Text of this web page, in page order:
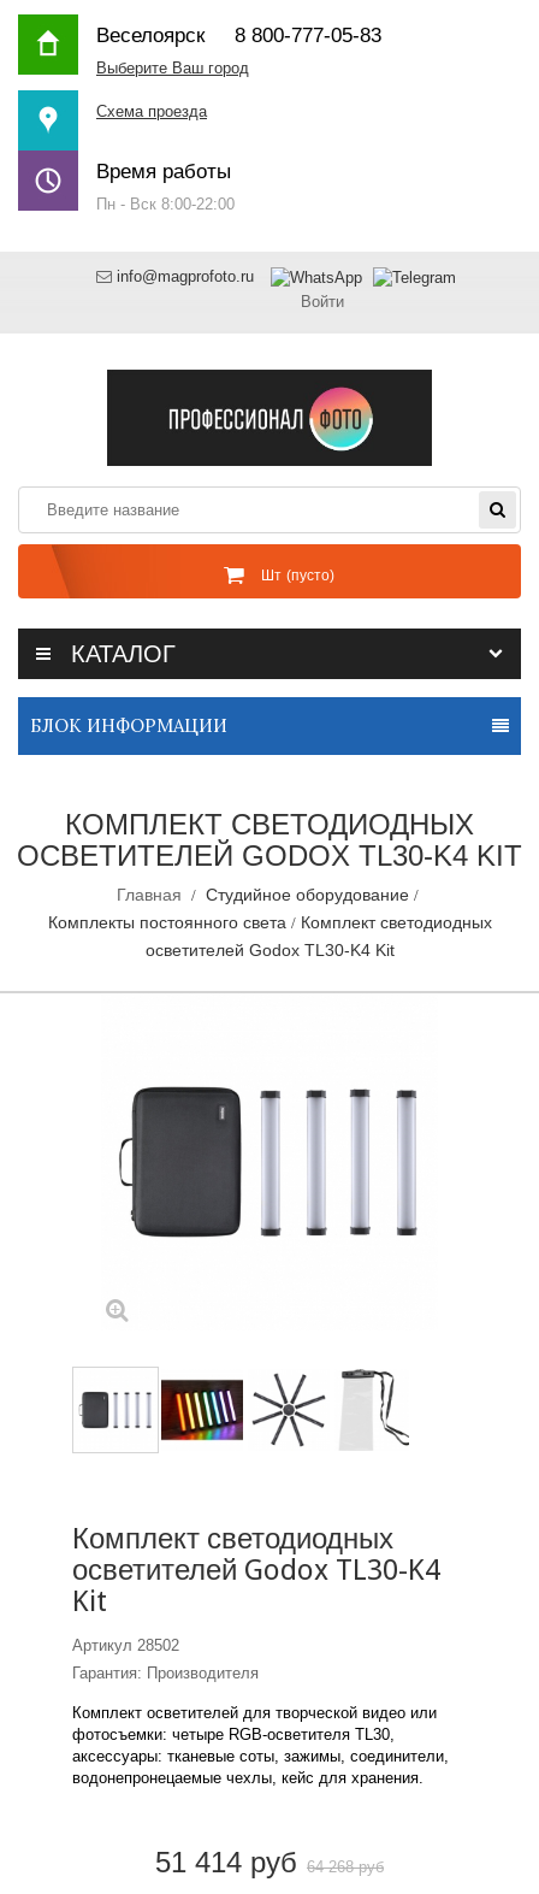
Веселоярск8 800-777-05-83
Выберите Ваш город
Схема проезда
Время работы
Пн - Вск 8:00-22:00
info@magprofoto.ru
Войти
Шт (пусто)
КАТАЛОГ
БЛОК ИНФОРМАЦИИ
КОМПЛЕКТ СВЕТОДИОДНЫХ
ОСВЕТИТЕЛЕЙ GODOX TL30-K4 KIT
Главная
Студийное оборудование
Комплекты постоянного света
Комплект светодиодных
осветителей Godox TL30-K4 Kit
Комплект светодиодных
осветителей Godox TL30-K4
Kit
Артикул 28502
Гарантия: Производителя
Комплект осветителей для творческой видео или
фотосъемки: четыре RGB-осветителя TL30,
аксессуары: тканевые соты, зажимы, соединители,
водонепронецаемые чехлы, кейс для хранения.
51 414 руб 64 268 руб